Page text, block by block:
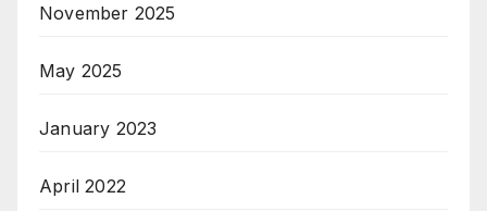
November 2025
May 2025
January 2023
April 2022